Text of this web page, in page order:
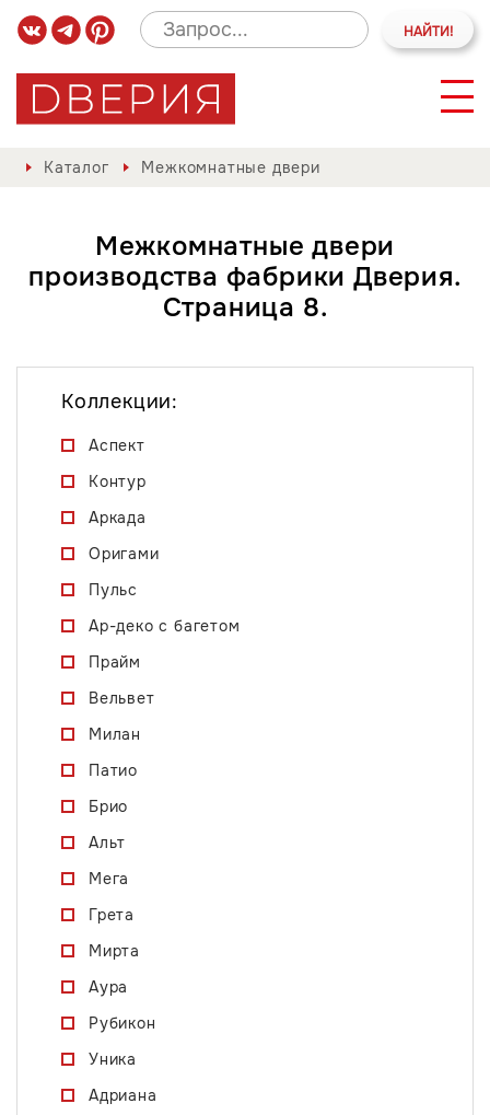
Каталог Межкомнатные двери
Межкомнатные двери
производства фабрики Дверия.
Страница 8.
Коллекции:
Аспект
Контур
Аркада
Оригами
Пульс
Ар-деко с багетом
Прайм
Вельвет
Милан
Патио
Брио
Альт
Мега
Грета
Мирта
Аура
Рубикон
Уника
Адриана